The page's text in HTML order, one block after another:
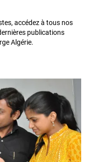
accédez à tous nos
publications
Algérie.